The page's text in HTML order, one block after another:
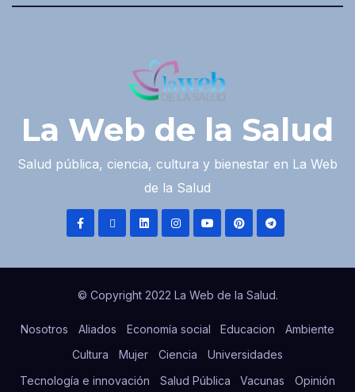
La Web de la Salud
Salud pública, ciencia, cultura y bienestar en La Web
de la Salud
© Copyright 2022 La Web de la Salud.
Nosotros Aliados Economía social Educacion
Ambiente
Cultura
Mujer Ciencia
Universidades
Tecnología e innovación
Salud Pública Vacunas Opinión